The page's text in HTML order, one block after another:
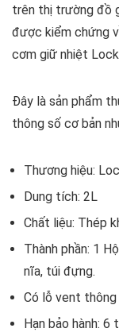
trên thị trường đồ
được kiểm chứng
cơm giữ nhiệt
Đây là sản phẩm
thông số cơ bản
Thương hiệu:
Dung tích: 2L
Chất liệu: Thép
Thành phần: 1
nĩa, túi đựng.
Có lỗ vent thông
Hạn bảo hành: 6